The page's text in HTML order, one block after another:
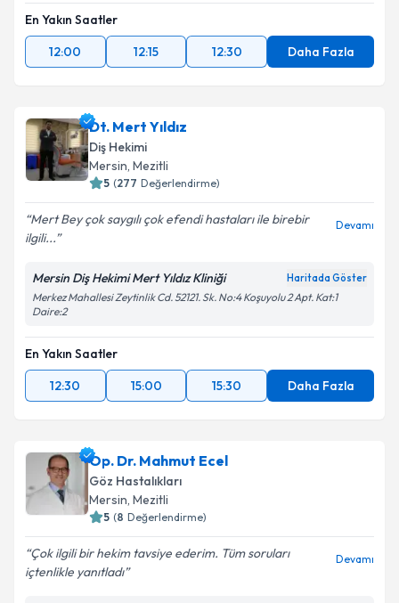
En Yakın Saatler
12:00
12:15 12:30 Daha Fazla
Dt. Mert Yıldız
Diş Hekimi
Mersin, Mezitli
5 (277 Değerlendirme)
Mert Bey çok saygılı çok efendi hastaları ile birebir
ilgili...
Devamı
Mersin Diş Hekimi Mert Yıldız Kliniği Haritada Göster
Merkez Mahallesi Zeytinlik Cd. 52121. Sk. No:4 Koşuyolu 2 Apt. Kat:1
Daire:2
En Yakın Saatler
12:30
15:00 15:30 Daha Fazla
Op. Dr. Mahmut Ecel
Göz Hastalıkları
Mersin, Mezitli
5 (8 Değerlendirme)
Çok ilgili bir hekim tavsiye ederim. Tüm soruları
içtenlikle yanıtladı
Devamı